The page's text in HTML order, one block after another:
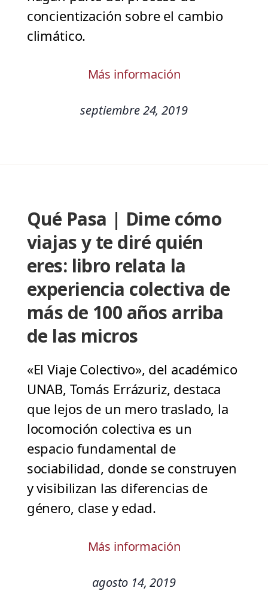
concientización sobre el cambio
climático.
Más información
septiembre 24, 2019
Qué Pasa | Dime cómo
viajas y te diré quién
eres: libro relata la
experiencia colectiva de
más de 100 años arriba
de las micros
«El Viaje Colectivo», del académico
UNAB, Tomás Errázuriz, destaca
que lejos de un mero traslado, la
locomoción colectiva es un
espacio fundamental de
sociabilidad, donde se construyen
y visibilizan las diferencias de
género, clase y edad.
Más información
agosto 14, 2019